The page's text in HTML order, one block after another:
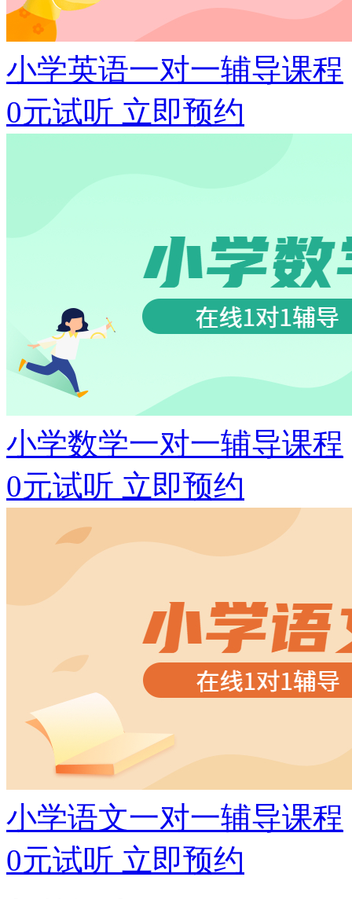
小学英语一对一辅导课程
0元试听 立即预约
小学数学一对一辅导课程
0元试听 立即预约
小学语文一对一辅导课程
0元试听 立即预约